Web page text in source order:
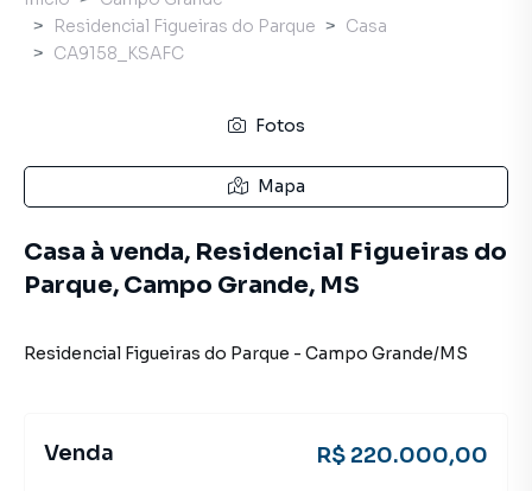
Residencial Figueiras do Parque
Casa
CA9158_KSAFC
Fotos
Mapa
Casa à venda, Residencial Figueiras do
Parque, Campo Grande, MS
Residencial Figueiras do Parque - Campo Grande/MS
Venda R$ 220.000,00